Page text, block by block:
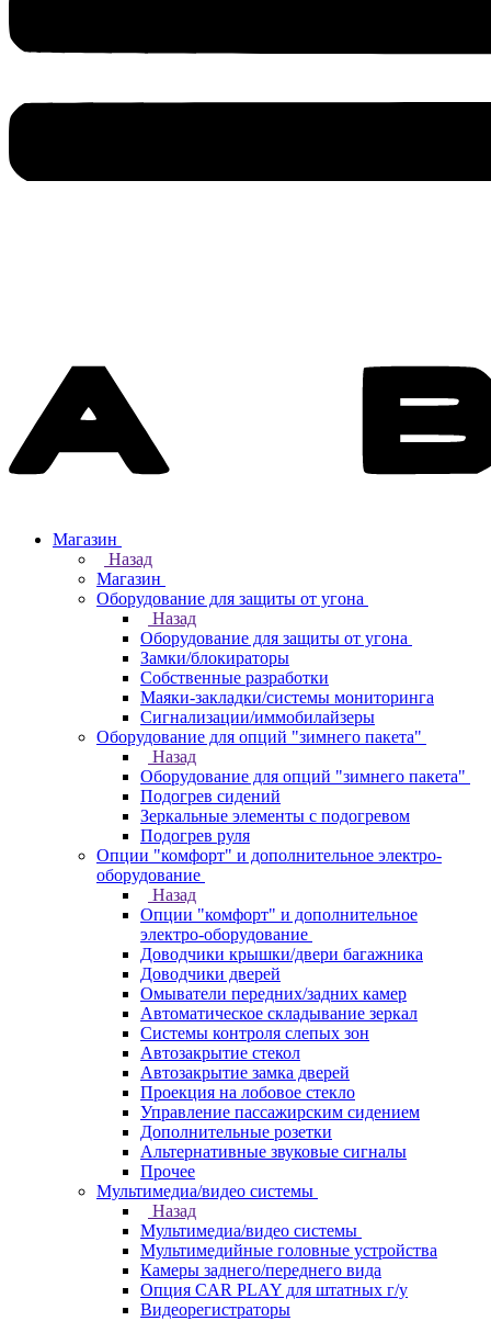
Магазин
Назад
Магазин
Оборудование для защиты от угона
Назад
Оборудование для защиты от угона
Замки/блокираторы
Собственные разработки
Маяки-закладки/системы мониторинга
Сигнализации/иммобилайзеры
Оборудование для опций "зимнего пакета"
Назад
Оборудование для опций "зимнего пакета"
Подогрев сидений
Зеркальные элементы с подогревом
Подогрев руля
Опции "комфорт" и дополнительное электро-
оборудование
Назад
Опции "комфорт" и дополнительное
электро-оборудование
Доводчики крышки/двери багажника
Доводчики дверей
Омыватели передних/задних камер
Автоматическое складывание зеркал
Системы контроля слепых зон
Автозакрытие стекол
Автозакрытие замка дверей
Проекция на лобовое стекло
Управление пассажирским сидением
Дополнительные розетки
Альтернативные звуковые сигналы
Прочее
Мультимедиа/видео системы
Назад
Мультимедиа/видео системы
Мультимедийные головные устройства
Камеры заднего/переднего вида
Опция CAR PLAY для штатных г/у
Видеорегистраторы